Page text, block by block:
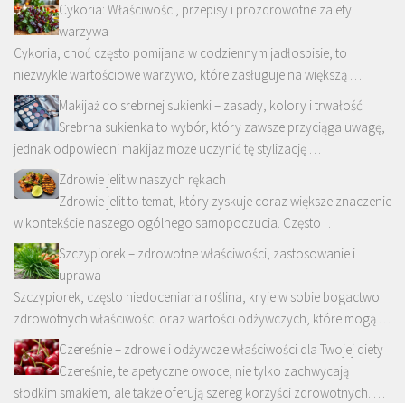
Cykoria: Właściwości, przepisy i prozdrowotne zalety
warzywa
Cykoria, choć często pomijana w codziennym jadłospisie, to
niezwykle wartościowe warzywo, które zasługuje na większą …
Makijaż do srebrnej sukienki – zasady, kolory i trwałość
Srebrna sukienka to wybór, który zawsze przyciąga uwagę,
jednak odpowiedni makijaż może uczynić tę stylizację …
Zdrowie jelit w naszych rękach
Zdrowie jelit to temat, który zyskuje coraz większe znaczenie
w kontekście naszego ogólnego samopoczucia. Często …
Szczypiorek – zdrowotne właściwości, zastosowanie i
uprawa
Szczypiorek, często niedoceniana roślina, kryje w sobie bogactwo
zdrowotnych właściwości oraz wartości odżywczych, które mogą …
Czereśnie – zdrowe i odżywcze właściwości dla Twojej diety
Czereśnie, te apetyczne owoce, nie tylko zachwycają
słodkim smakiem, ale także oferują szereg korzyści zdrowotnych. …